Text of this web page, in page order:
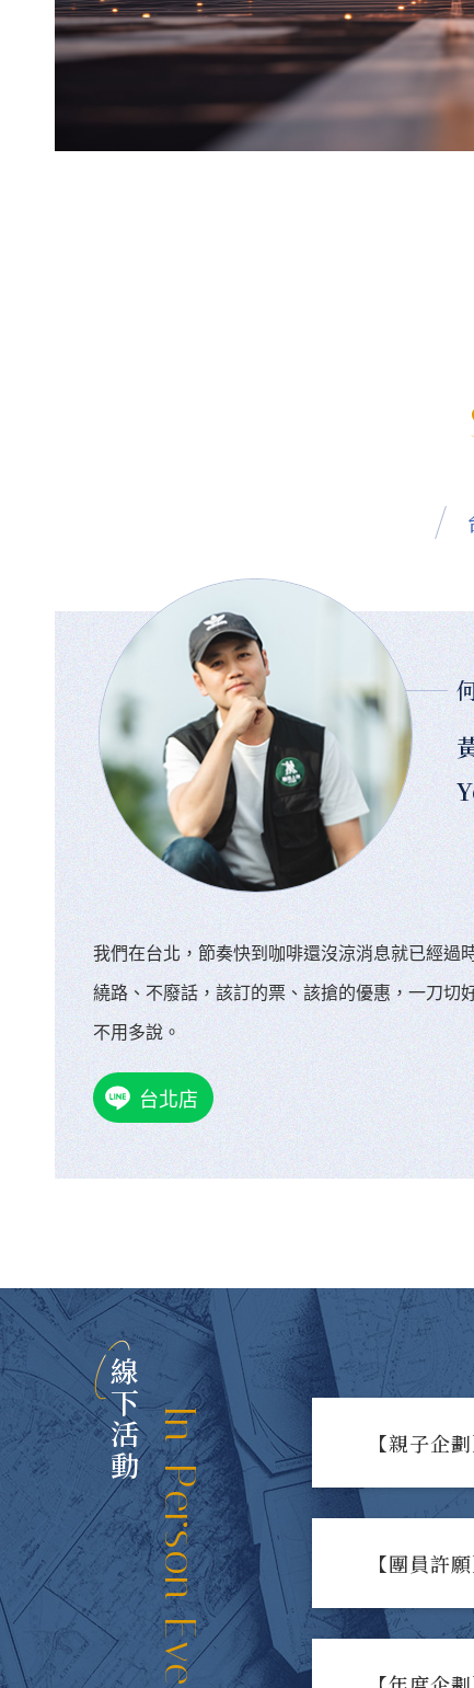
我們在台北，節奏快到咖啡還沒涼消息就已經過
繞路、不廢話，該訂的票、該搶的優惠，一刀切
不用多說。
台北店
線下活動In-Person Events 【親子企
【團員許